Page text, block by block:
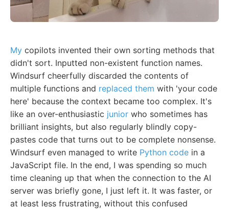
My copilots invented their own sorting methods that
didn't sort. Inputted non-existent function names.
Windsurf cheerfully discarded the contents of
multiple functions and replaced them with 'your code
here' because the context became too complex. It's
like an over-enthusiastic junior who sometimes has
brilliant insights, but also regularly blindly copy-
pastes code that turns out to be complete nonsense.
Windsurf even managed to write Python code in a
JavaScript file. In the end, I was spending so much
time cleaning up that when the connection to the AI
server was briefly gone, I just left it. It was faster, or
at least less frustrating, without this confused